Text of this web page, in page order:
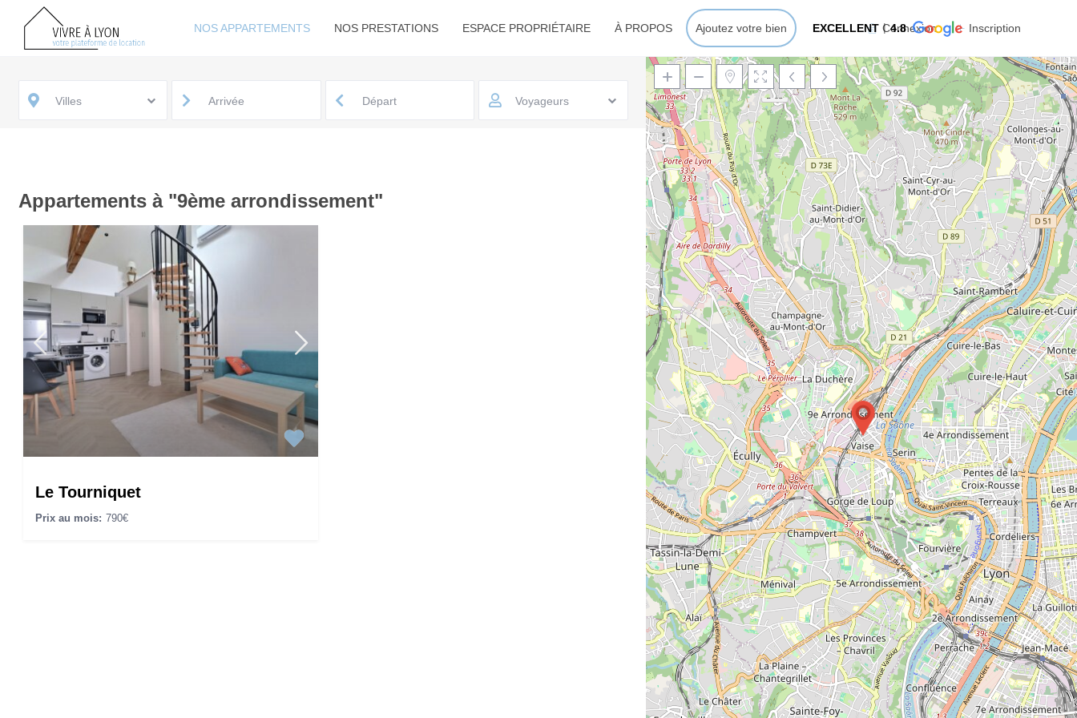
Connexion Inscription
NOS APPARTEMENTS NOS PRESTATIONS ESPACE PROPRIÉTAIRE À PROPOS Ajoutez votre bien EXCELLENT 4.8
Chargement de la carte
Villes Voyageurs
Appartements à "9ème arrondissement"
Le Tourniquet
Prix au mois: 790€